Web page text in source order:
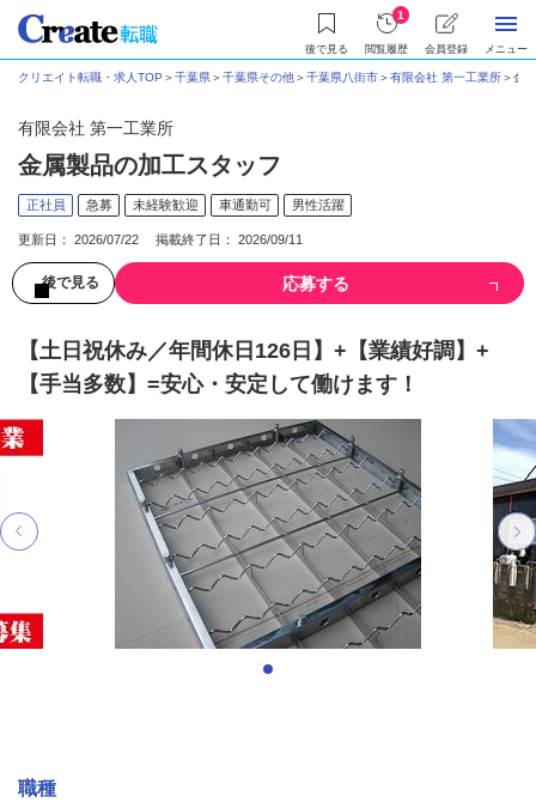
後で見る
1
閲覧履歴 会員登録 メニュー
クリエイト転職・求人TOP ＞千葉県＞千葉県その他＞千葉県八街市＞有限会社 第一工業所＞金
有限会社 第一工業所
金属製品の加工スタッフ
正社員 急募 未経験歓迎 車通勤可 男性活躍
更新日： 2026/07/22 掲載終了日： 2026/09/11
後で見る 応募する
【土日祝休み／年間休日126日】+【業績好調】+
【手当多数】=安心・安定して働けます！
職種